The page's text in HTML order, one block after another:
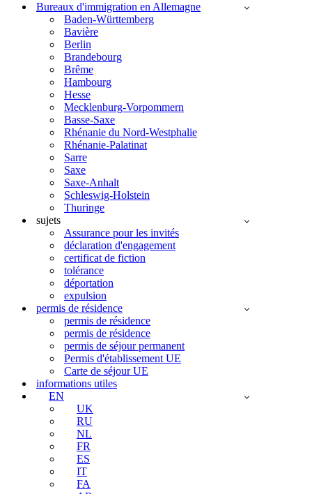
navigationBureaux d'immigration en Allemagne
Baden-Württemberg
Bavière
Berlin
Brandebourg
Brême
Hambourg
Hesse
Mecklenburg-Vorpommern
Basse-Saxe
Rhénanie du Nord-Westphalie
Rhénanie-Palatinat
Sarre
Saxe
Saxe-Anhalt
Schleswig-Holstein
Thuringe
sujets
Assurance pour les invités
déclaration d'engagement
certificat de fiction
tolérance
déportation
expulsion
permis de résidence
permis de résidence
permis de résidence
permis de séjour permanent
Permis d'établissement UE
Carte de séjour UE
informations utiles
EN
UK
RU
NL
FR
ES
IT
FA